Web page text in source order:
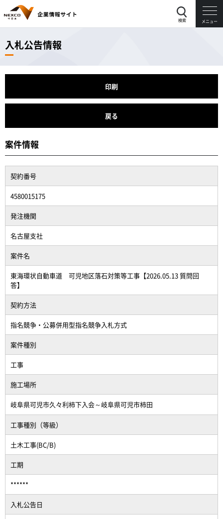
検索 メニュー
入札公告情報
印刷
戻る
案件情報
契約番号
4580015175
発注機関
名古屋支社
案件名
東海環状自動車道 可児地区落石対策等工事【2026.05.13 質問回
答】
契約方法
指名競争・公募併用型指名競争入札方式
案件種別
工事
施工場所
岐阜県可児市久々利柿下入会～岐阜県可児市柿田
工事種別（等級）
土木工事(BC/B)
工期
******
入札公告日